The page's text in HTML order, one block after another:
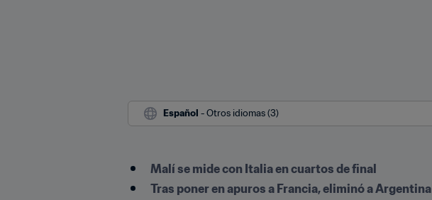
Español - Otros idiomas (3)
Malí se mide con Italia en cuartos de final
Tras poner en apuros a Francia, eliminó a Argentina